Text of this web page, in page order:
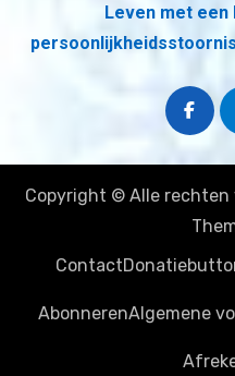
Leven met
Copyright © Alle rechten
Contact
AbonnerenAlgemene